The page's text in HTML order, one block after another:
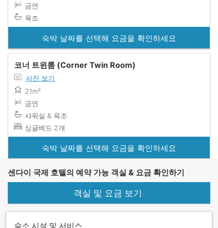
금연
욕조
숙박 날짜를 선택해 요금을 확인하세요
코너 트윈룸 (Corner Twin Room)
사진 보기
21m²
금연
샤워실 & 욕조
싱글베드 2개
숙박 날짜를 선택해 요금을 확인하세요
센다이 국제 호텔의 예약 가능 객실 & 요금 확인하기
객실 및 요금 보기
숙소 시설 및 서비스